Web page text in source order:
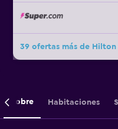
Sobre Habitaciones